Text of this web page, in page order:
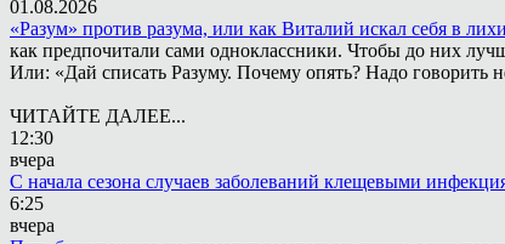
01.08.2026
«Разум» против разума, или как Виталий искал себя в
как предпочитали сами одноклассники. Чтобы до них
Или: «Дай списать Разуму. Почему опять? Надо говорить
ЧИТАЙТЕ ДАЛЕЕ...
12:30
вчера
С начала сезона случаев заболеваний клещевыми
6:25
вчера